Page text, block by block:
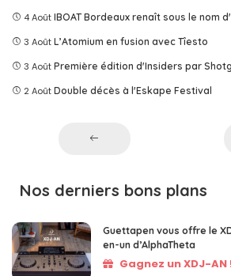
4 Août IBOAT Bordeaux renaît sous le nom
3 Août L’Atomium en fusion avec Tîesto
3 Août Première édition d'Insiders par
2 Août Double décès à l'Eskape Festival
Nos derniers bons plans
Guettapen vous offre le
en-un d’AlphaTheta
Gagnez un XDJ-AN